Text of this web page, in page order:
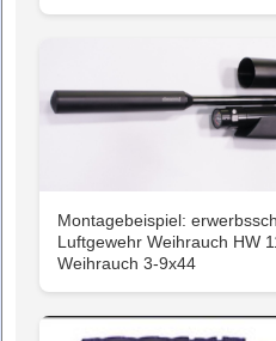
Montagebeispiel:
Luftgewehr Weihrauch HW
Weihrauch 3-9x44